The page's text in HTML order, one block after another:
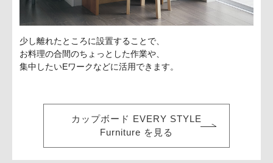
少し離れたところに設置することで、
お料理の合間のちょっとした作業や、
集中したいEワークなどに活用できます。
カップボード EVERY STYLE
Furniture を見る